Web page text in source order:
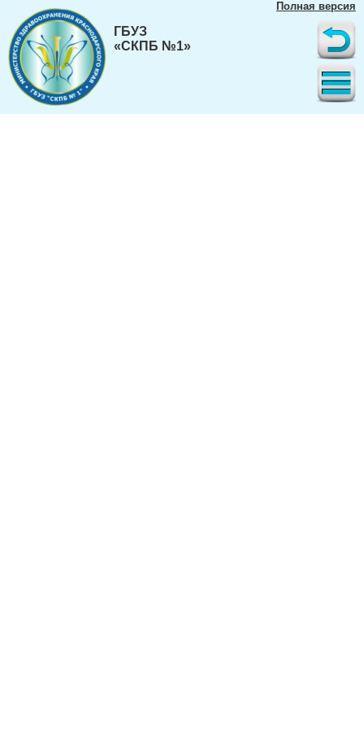
Полная версия
ГБУЗ
«СКПБ №1»